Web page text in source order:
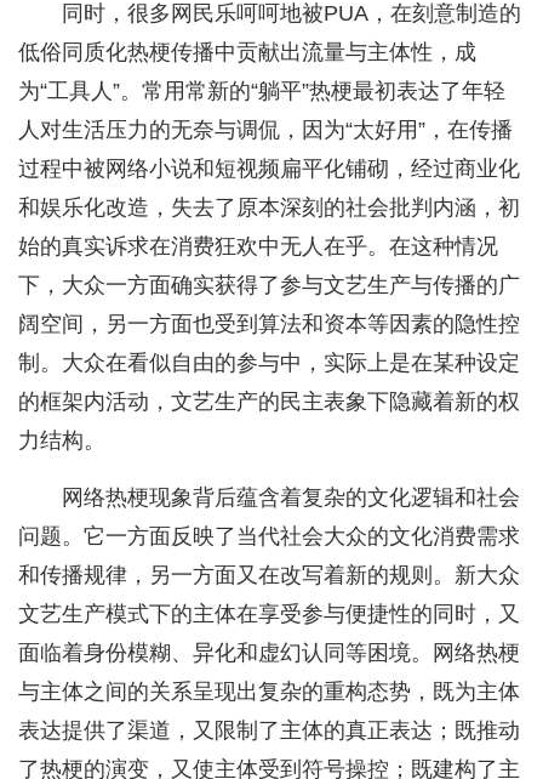
同时，很多网民乐呵呵地被PUA，在刻意制造的
低俗同质化热梗传播中贡献出流量与主体性，成
为“工具人”。常用常新的“躺平”热梗最初表达了年轻
人对生活压力的无奈与调侃，因为“太好用”，在传播
过程中被网络小说和短视频扁平化铺砌，经过商业化
和娱乐化改造，失去了原本深刻的社会批判内涵，初
始的真实诉求在消费狂欢中无人在乎。在这种情况
下，大众一方面确实获得了参与文艺生产与传播的广
阔空间，另一方面也受到算法和资本等因素的隐性控
制。大众在看似自由的参与中，实际上是在某种设定
的框架内活动，文艺生产的民主表象下隐藏着新的权
力结构。
网络热梗现象背后蕴含着复杂的文化逻辑和社会
问题。它一方面反映了当代社会大众的文化消费需求
和传播规律，另一方面又在改写着新的规则。新大众
文艺生产模式下的主体在享受参与便捷性的同时，又
面临着身份模糊、异化和虚幻认同等困境。网络热梗
与主体之间的关系呈现出复杂的重构态势，既为主体
表达提供了渠道，又限制了主体的真正表达；既推动
了热梗的演变，又使主体受到符号操控；既建构了主